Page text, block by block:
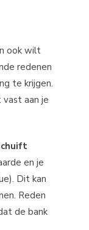
ook wilt
redenen
te krijgen.
aan je
en je
Dit kan
Reden
de bank